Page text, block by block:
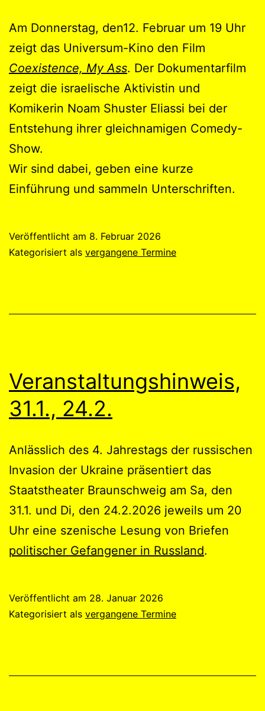
Am Donnerstag, den12. Februar um 19 Uhr
zeigt das Universum-Kino den Film
Coexistence, My Ass. Der Dokumentarfilm
zeigt die israelische Aktivistin und
Komikerin Noam Shuster Eliassi bei der
Entstehung ihrer gleichnamigen Comedy-
Show.
Wir sind dabei, geben eine kurze
Einführung und sammeln Unterschriften.
Veröffentlicht am 8. Februar 2026
Kategorisiert als vergangene Termine
Veranstaltungshinweis,
31.1., 24.2.
Anlässlich des 4. Jahrestags der russischen
Invasion der Ukraine präsentiert das
Staatstheater Braunschweig am Sa, den
31.1. und Di, den 24.2.2026 jeweils um 20
Uhr eine szenische Lesung von Briefen
politischer Gefangener in Russland.
Veröffentlicht am 28. Januar 2026
Kategorisiert als vergangene Termine